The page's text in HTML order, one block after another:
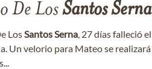
De LosSantosSerna
LosSantosSerna, 27 días falleció
Un velorio para Mateo se